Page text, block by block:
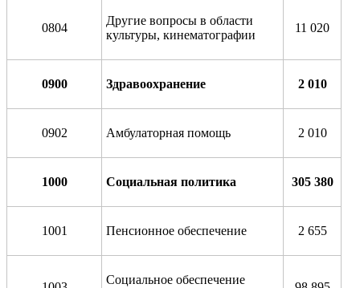
0804
Другие вопросы в области
культуры, кинематографии
11 020
0900 Здравоохранение 2 010
0902 Амбулаторная помощь 2 010
1000 Социальная политика 305 380
1001 Пенсионное обеспечение 2 655
Социальное обеспечение